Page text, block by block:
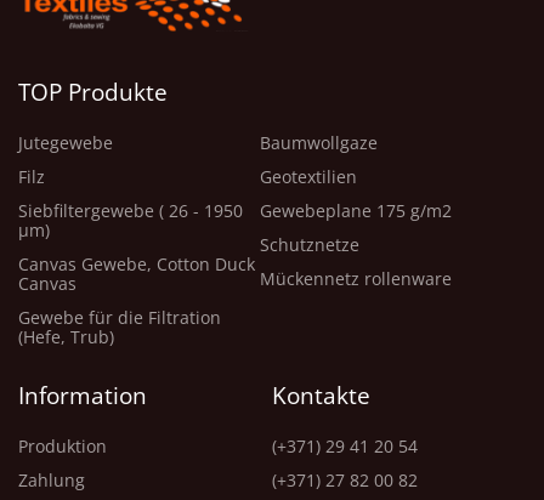
TOP Produkte
Jutegewebe
Filz
Siebfiltergewebe ( 26 - 1950
μm)
Canvas Gewebe, Cotton Duck
Canvas
Gewebe für die Filtration
(Hefe, Trub)
Baumwollgaze
Geotextilien
Gewebeplane 175 g/m2
Schutznetze
Mückennetz rollenware
Information
Produktion
Zahlung
Kontakte
(+371) 29 41 20 54
(+371) 27 82 00 82